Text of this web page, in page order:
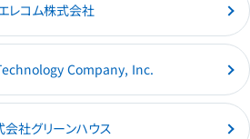
レコム株式会社
Company, Inc.
会社グリーンハウス